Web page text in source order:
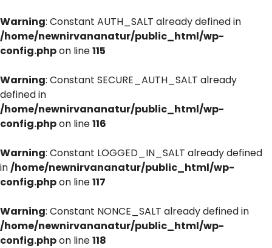
Warning: Constant AUTH_SALT already defined in
/home/newnirvananatur/public_html/wp-
config.phpon line115
Warning: Constant SECURE_AUTH_SALT already
defined in
/home/newnirvananatur/public_html/wp-
config.phpon line116
Warning: Constant LOGGED_IN_SALT already defined
in/home/newnirvananatur/public_html/wp-
config.phpon line117
Warning: Constant NONCE_SALT already defined in
/home/newnirvananatur/public_html/wp-
config.phpon line118